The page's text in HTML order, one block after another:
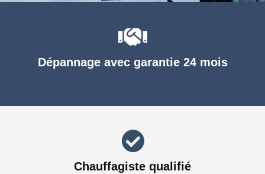
Dépannage avec garantie 24 mois
Chauffagiste qualifié